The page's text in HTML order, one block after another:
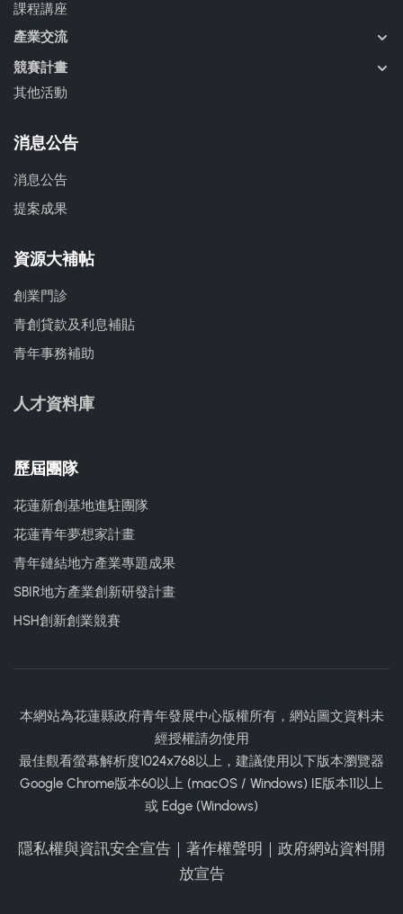
課程講座
產業交流
競賽計畫
其他活動
消息公告
消息公告
提案成果
資源大補帖
創業門診
青創貸款及利息補貼
青年事務補助
人才資料庫
歷屆團隊
花蓮新創基地進駐團隊
花蓮青年夢想家計畫
青年鏈結地方產業專題成果
SBIR地方產業創新研發計畫
HSH創新創業競賽
本網站為花蓮縣政府青年發展中心版權所有，網站圖文資料未
經授權請勿使用
最佳觀看螢幕解析度1024x768以上，建議使用以下版本瀏覽器
Google Chrome版本60以上 (macOS / Windows) IE版本11以上
或 Edge (Windows)
隱私權與資訊安全宣告 ｜ 著作權聲明 ｜ 政府網站資料開
放宣告